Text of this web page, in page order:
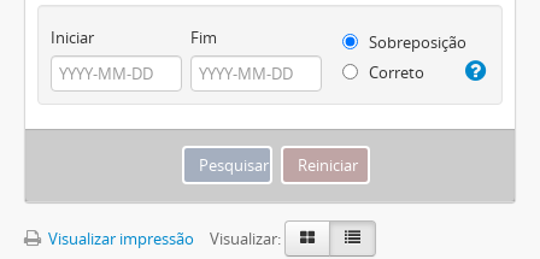
Iniciar Fim
Sobreposição
Correto
Visualizar impressão
Visualizar: